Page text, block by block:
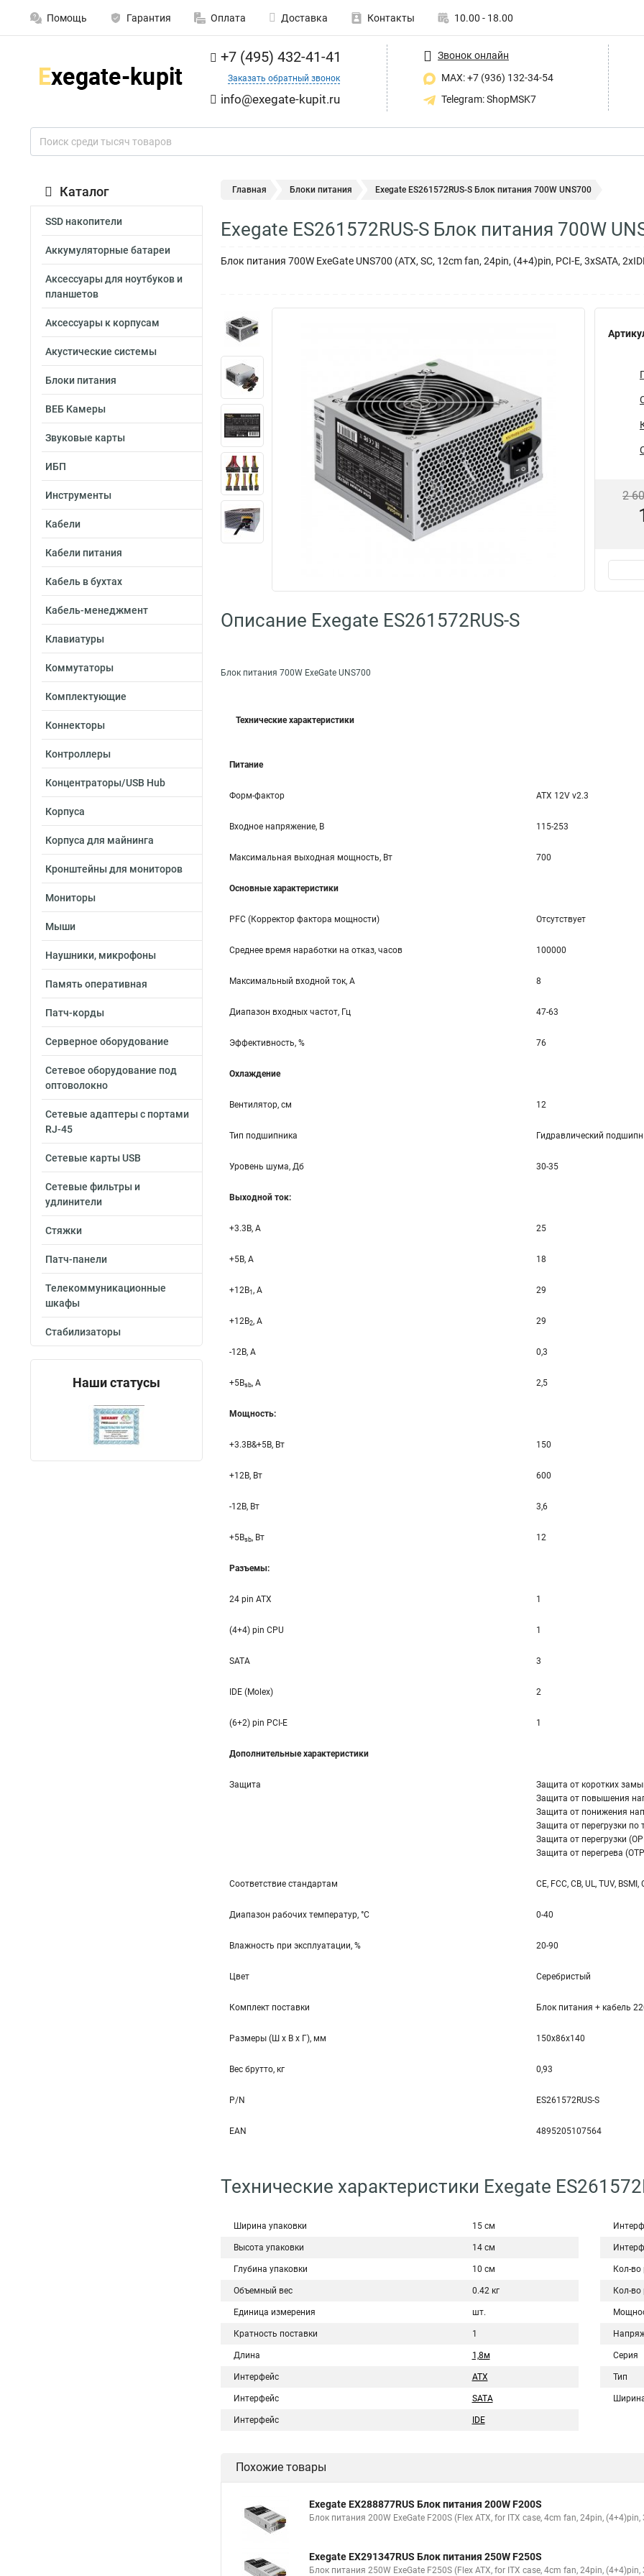
Помощь Гарантия Оплата Доставка Контакты 10.00 - 18.00
+7 (495) 432-41-41
Заказать обратный звонок
info@exegate-kupit.ru
Звонок онлайн
MAX: +7 (936) 132-34-54
Telegram: ShopMSK7
Каталог
SSD накопители
Аккумуляторные батареи
Аксессуары для ноутбуков и
планшетов
Аксессуары к корпусам
Акустические системы
Блоки питания
ВЕБ Камеры
Звуковые карты
ИБП
Инструменты
Кабели
Кабели питания
Кабель в бухтах
Кабель-менеджмент
Клавиатуры
Коммутаторы
Комплектующие
Коннекторы
Контроллеры
Концентраторы/USB Hub
Корпуса
Корпуса для майнинга
Кронштейны для мониторов
Мониторы
Мыши
Наушники, микрофоны
Память оперативная
Патч-корды
Серверное оборудование
Сетевое оборудование под
оптоволокно
Сетевые адаптеры с портами
RJ-45
Сетевые карты USB
Сетевые фильтры и
удлинители
Стяжки
Патч-панели
Телекоммуникационные
шкафы
Стабилизаторы
Наши статусы
Главная Блоки питания Exegate ES261572RUS-S Блок питания 700W UNS700
Exegate ES261572RUS-S Блок питания 700W
Блок питания 700W ExeGate UNS700 (ATX, SC, 12cm fan, 24pin, (4+4)pin, PCI-E, 3xSATA,
2
Описание Exegate ES261572RUS-S
Блок питания 700W ExeGate UNS700
Технические характеристики
Питание
Форм-фактор ATX 12V v2.3
Входное напряжение, В 115-253
Максимальная выходная мощность, Вт 700
Основные характеристики
PFC (Корректор фактора мощности) Отсутствует
Среднее время наработки на отказ, часов 100000
Максимальный входной ток, А 8
Диапазон входных частот, Гц 47-63
Эффективность, % 76
Охлаждение
Вентилятор, см 12
Тип подшипника Гидравлический
Уровень шума, Дб 30-35
Выходной ток:
+3.3B, А 25
+5B, А 18
+12B1 , A 29
+12B2, A 29
-12B, A 0,3
+5Bsb, A 2,5
Мощность:
+3.3B&+5B, Вт 150
+12B, Вт 600
-12B, Вт 3,6
+5Bsb, Вт 12
Разъемы:
24 pin ATX 1
(4+4) pin CPU 1
SATA 3
IDE (Molex) 2
(6+2) pin PCI-E 1
Дополнительные характеристики
Защита
Защита от коротких
Защита от повышения
Защита от понижения
Защита от перегрузки по
Защита от перегрузки
Защита от перегрева
Соответствие стандартам CE, FCC, CB, UL, TUV, BSMI,
Диапазон рабочих температур, °С 0-40
Влажность при эксплуатации, % 20-90
Цвет Серебристый
Комплект поставки Блок питания + кабель
Размеры (Ш x В x Г), мм 150x86x140
Вес брутто, кг 0,93
P/N ES261572RUS-S
EAN 4895205107564
Технические характеристики Exegate
Ширина упаковки 15 см
Высота упаковки 14 см
Глубина упаковки 10 см
Объемный вес 0.42 кг
Единица измерения шт.
Кратность поставки 1
Длина 1,8м
Интерфейс ATX
Интерфейс SATA
Интерфейс IDE
Кол-во
Кол-во
Серия
Тип
Похожие товары
Exegate EX288877RUS Блок питания 200W F200S
Блок питания 200W ExeGate F200S (Flex ATX, for ITX case, 4cm fan, 24pin, (4+4)pin,
Exegate EX291347RUS Блок питания 250W F250S
Блок питания 250W ExeGate F250S (Flex ATX, for ITX case, 4cm fan, 24pin, (4+4)pin,